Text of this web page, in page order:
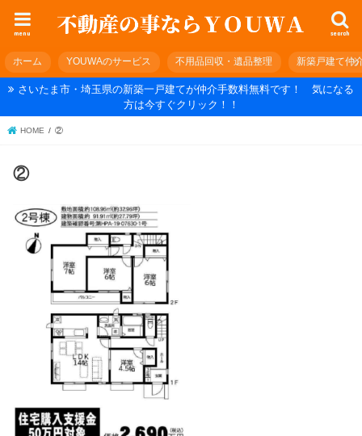
search
menu
ホーム YOUWAのサービス 不用品回収・遺品整理 新築戸建て仲
さいたま市・埼玉県の新築一戸建てが仲介手数料無料です！ 気になる
方は今すぐクリック！！
HOME ②
②